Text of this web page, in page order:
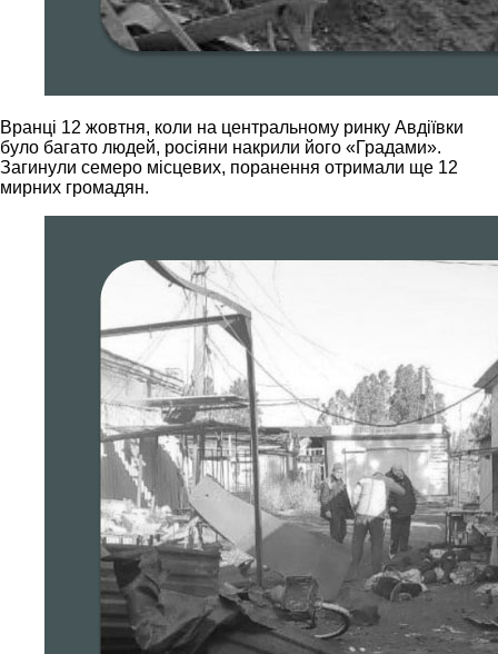
Вранці 12 жовтня, коли на центральному ринку Авдіївки
було багато людей, росіяни накрили його «Градами».
Загинули семеро місцевих, поранення отримали ще 12
мирних громадян.